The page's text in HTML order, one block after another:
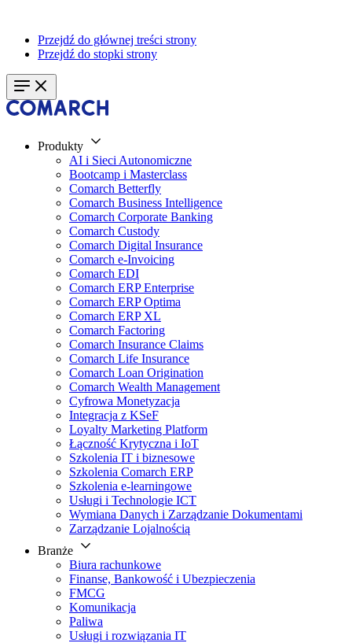
Przejdź do głównej treści strony
Przejdź do stopki strony
Produkty
AI i Sieci Autonomiczne
Bootcamp i Masterclass
Comarch Betterfly
Comarch Business Intelligence
Comarch Corporate Banking
Comarch Custody
Comarch Digital Insurance
Comarch e-Invoicing
Comarch EDI
Comarch ERP Enterprise
Comarch ERP Optima
Comarch ERP XL
Comarch Factoring
Comarch Insurance Claims
Comarch Life Insurance
Comarch Loan Origination
Comarch Wealth Management
Cyfrowa Monetyzacja
Integracja z KSeF
Loyalty Marketing Platform
Łączność Krytyczna i IoT
Szkolenia IT i biznesowe
Szkolenia Comarch ERP
Szkolenia e-learningowe
Usługi i Technologie ICT
Wymiana Danych i Zarządzanie Dokumentami
Zarządzanie Lojalnością
Branże
Biura rachunkowe
Finanse, Bankowość i Ubezpieczenia
FMCG
Komunikacja
Paliwa
Usługi i rozwiązania IT